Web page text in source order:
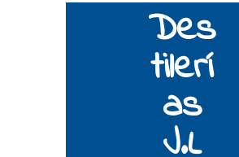
Des
tilerí
as
J.L